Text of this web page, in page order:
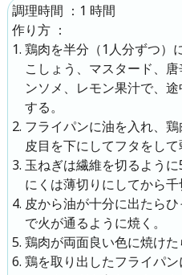
調理時間 ： 1 時間
作り方
：
鶏肉を半分（1人分ずつ）
こしょう、マスタード、
ンソメ、レモン果汁で、
する。
フライパンに油を入れ、鶏
皮目を下にしてフタをして
玉ねぎは繊維を切るよう
にくは薄切りにしてから千
皮から油が十分に出たら
で火が通るように焼く。
鶏肉が両面良い色に焼けた
鶏を取り出したフライパ